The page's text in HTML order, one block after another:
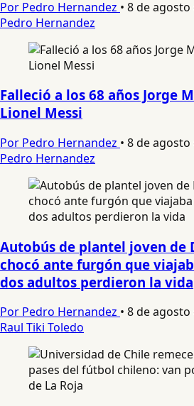
Por Pedro Hernandez • 8 de agosto
Pedro Hernandez
Falleció a los 68 años Jorge
Lionel Messi
Por Pedro Hernandez • 8 de agosto
Pedro Hernandez
Autobús de plantel joven de
chocó ante furgón que
dos adultos perdieron la vida
Por Pedro Hernandez • 8 de agosto
Raul Tiki Toledo